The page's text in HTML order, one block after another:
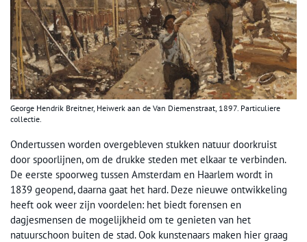
George Hendrik Breitner, Heiwerk aan de Van Diemenstraat, 1897. Particuliere
collectie.
Ondertussen worden overgebleven stukken natuur doorkruist
door spoorlijnen, om de drukke steden met elkaar te verbinden.
De eerste spoorweg tussen Amsterdam en Haarlem wordt in
1839 geopend, daarna gaat het hard. Deze nieuwe ontwikkeling
heeft ook weer zijn voordelen: het biedt forensen en
dagjesmensen de mogelijkheid om te genieten van het
natuurschoon buiten de stad. Ook kunstenaars maken hier graag